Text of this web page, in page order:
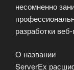
несомненно
разработки
О названии
ServerEx